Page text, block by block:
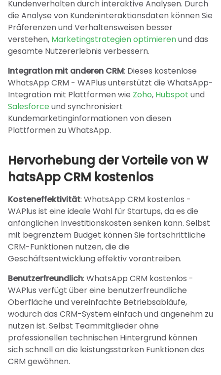
Kundenverhalten durch interaktive Analysen. Durch
die Analyse von Kundeninteraktionsdaten können Sie
Präferenzen und Verhaltensweisen besser
verstehen, Marketingstrategien optimierenund das
gesamte Nutzererlebnis verbessern.
Integration mit anderen CRM: Dieses kostenlose
WhatsApp CRM - WAPlus unterstützt die WhatsApp-
Integration mit Plattformen wie Zoho, Hubspot und
Salesforce und synchronisiert
Kundemarketinginformationen von diesen
Plattformen zu WhatsApp.
Hervorhebung der Vorteile von W
hatsApp CRM kostenlos
Kosteneffektivität: WhatsApp CRM kostenlos -
WAPlus ist eine ideale Wahl für Startups, da es die
anfänglichen Investitionskosten senken kann. Selbst
mit begrenztem Budget können Sie fortschrittliche
CRM-Funktionen nutzen, die die
Geschäftsentwicklung effektiv vorantreiben.
Benutzerfreundlich: WhatsApp CRM kostenlos -
WAPlus verfügt über eine benutzerfreundliche
Oberfläche und vereinfachte Betriebsabläufe,
wodurch das CRM-System einfach und angenehm zu
nutzen ist. Selbst Teammitglieder ohne
professionellen technischen Hintergrund können
sich schnell an die leistungsstarken Funktionen des
CRM gewöhnen.